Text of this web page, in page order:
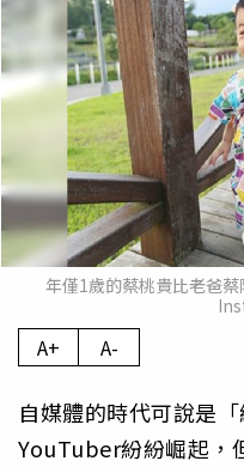
年僅1歲的蔡桃貴比老爸
A+ A-
自媒體的時代可說是
YouTuber紛紛崛起，